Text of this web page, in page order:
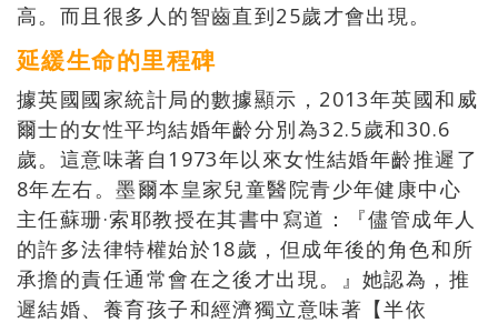
高。而且很多人的智齒直到25歲才會出現。
延緩生命的里程碑
據英國國家統計局的數據顯示，2013年英國和威
爾士的女性平均結婚年齡分別為32.5歲和30.6
歲。這意味著自1973年以來女性結婚年齡推遲了
8年左右。墨爾本皇家兒童醫院青少年健康中心
主任蘇珊·索耶教授在其書中寫道：『儘管成年人
的許多法律特權始於18歲，但成年後的角色和所
承擔的責任通常會在之後才出現。』她認為，推
遲結婚、養育孩子和經濟獨立意味著【半依